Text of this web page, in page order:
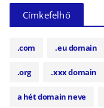
Címkefelhő
.com .eu domain
.org .xxx domain
a hét domain neve